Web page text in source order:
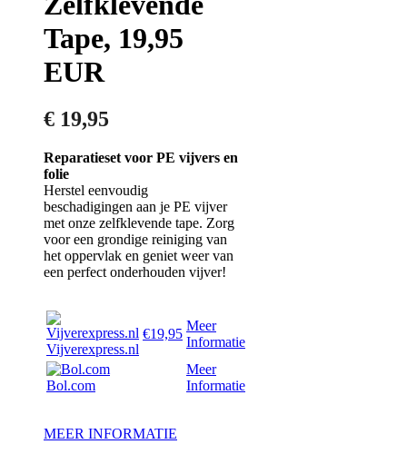
Tape, 19,95
EUR
€ 19,95
Reparatieset voor PE vijvers en
folie
Herstel eenvoudig
beschadigingen aan je PE vijver
met onze zelfklevende tape. Zorg
voor een grondige reiniging van
het oppervlak en geniet weer van
een perfect onderhouden vijver!
Vijverexpress.nl
€19,95
Meer
Informatie
Bol.com
Meer
Informatie
MEER INFORMATIE